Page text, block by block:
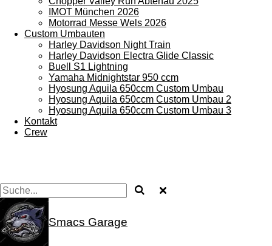
IMOT München 2026
Motorrad Messe Wels 2026
Custom Umbauten
Harley Davidson Night Train
Harley Davidson Electra Glide Classic
Buell S1 Lightning
Yamaha Midnightstar 950 ccm
Hyosung Aquila 650ccm Custom Umbau
Hyosung Aquila 650ccm Custom Umbau 2
Hyosung Aquila 650ccm Custom Umbau 3
Kontakt
Crew
Smacs Garage